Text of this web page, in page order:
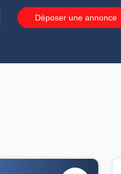
Déposer une annonce